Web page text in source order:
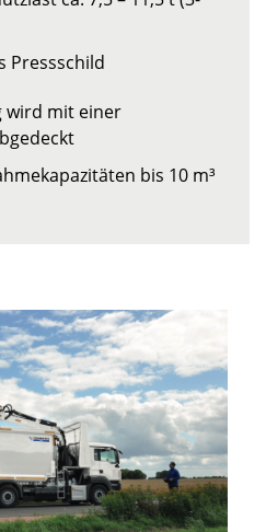
Pressschild
wird mit einer
bis 10 m³